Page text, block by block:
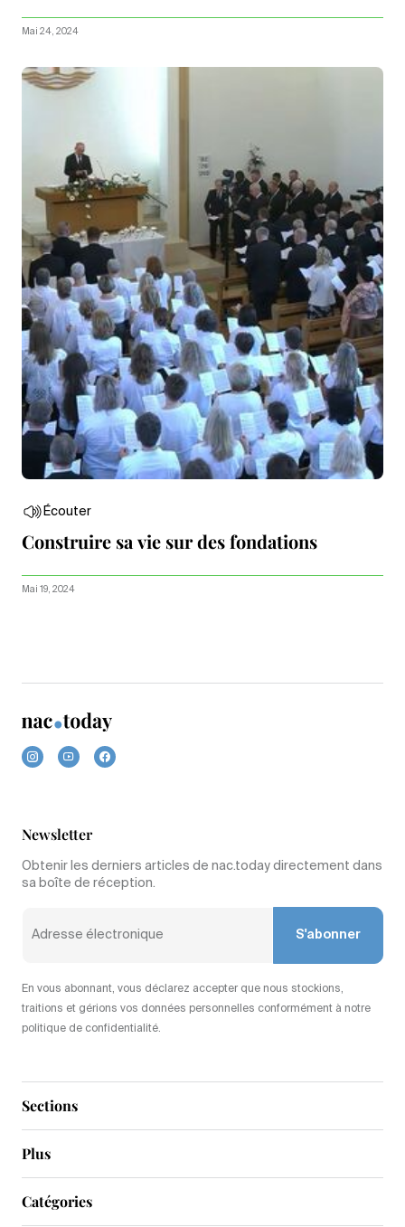
Mai 24, 2024
Écouter
Construire sa vie sur des fondations
Mai 19, 2024
Sections
Plus
Newsletter
Obtenir les derniers articles de nac.today directement dans
sa boîte de réception.
S'abonner
En vous abonnant, vous déclarez accepter que nous stockions,
traitions et gérions vos données personnelles conformément à notre
politique de confidentialité.
Catégories